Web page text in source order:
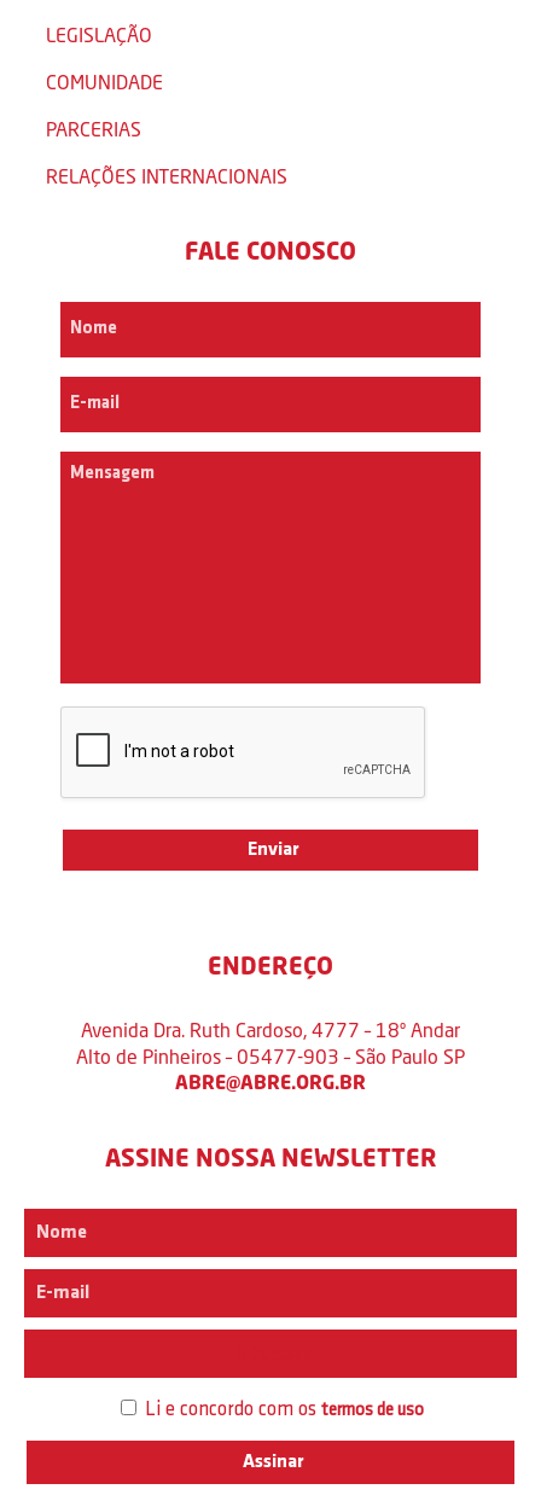
LEGISLAÇÃO
COMUNIDADE
PARCERIAS
RELAÇÕES INTERNACIONAIS
FALE CONOSCO
ENDEREÇO
Avenida Dra. Ruth Cardoso, 4777 – 18º Andar
Alto de Pinheiros – 05477-903 – São Paulo SP
ABRE@ABRE.ORG.BR
ASSINE NOSSA NEWSLETTER
Li e concordo com os termos de uso